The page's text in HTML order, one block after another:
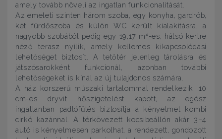
amely tovább növeli az ingatlan funkcionalitását.
Az emeleti szinten három szoba, egy konyha, gardrób,
két fürdőszoba és külön WC került kialakításra, a
nagyobb szobából pedig egy 19,17 m²-es, hátsó kertre
néző terasz nyílik, amely kellemes kikapcsolódási
lehetőséget biztosít. A tetőtér jelenleg tárolásra és
játszósarokként funkcionál, azonban további
lehetőségeket is kínál az új tulajdonos számára.
A ház korszerű műszaki tartalommal rendelkezik: 10
cm-es dryvit hőszigetelést kapott, az egész
ingatlanban padlófűtés biztosítja a kényelmet kombi
cirkó kazánnal. A térkövezett kocsibeállón akár 3–4
autó is kényelmesen parkolhat, a rendezett, gondozott